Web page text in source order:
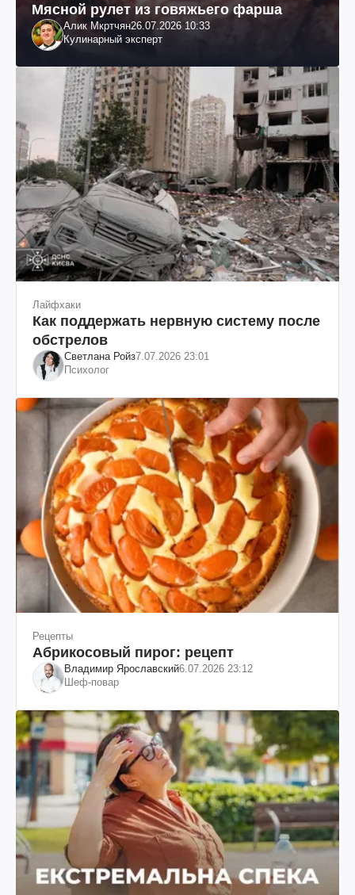
Мясной рулет из говяжьего фарша
Алик Мкртчян26.07.2026 10:33
Кулинарный эксперт
Лайфхаки
Как поддержать нервную систему после
обстрелов
Светлана Ройз7.07.2026 23:01
Психолог
Рецепты
Абрикосовый пирог: рецепт
Владимир Ярославский6.07.2026 23:12
Шеф-повар